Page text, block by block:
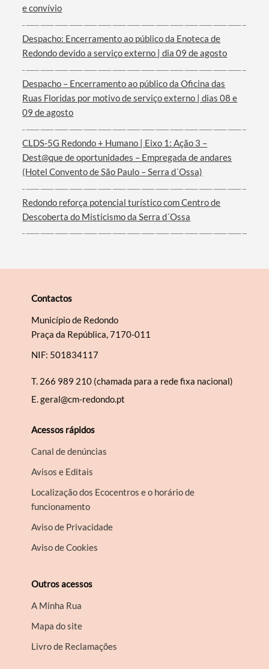
Filtros
e convívio
Despacho: Encerramento ao público da Enoteca de
Redondo devido a serviço externo | dia 09 de agosto
Despacho – Encerramento ao público da Oficina das
Ruas Floridas por motivo de serviço externo | dias 08 e
09 de agosto
CLDS-5G Redondo + Humano | Eixo 1: Ação 3 –
Dest@que de oportunidades – Empregada de andares
(Hotel Convento de São Paulo – Serra d´Ossa)
Redondo reforça potencial turístico com Centro de
Descoberta do Misticismo da Serra d´Ossa
Contactos
Município de Redondo
Praça da República, 7170-011
NIF: 501834117
T. 266 989 210 (chamada para a rede fixa nacional)
E.geral@cm-redondo.pt
Acessos rápidos
Canal de denúncias
Avisos e Editais
Localização dos Ecocentros e o horário de
funcionamento
Aviso de Privacidade
Aviso de Cookies
Outros acessos
A Minha Rua
Mapa do site
Livro de Reclamações